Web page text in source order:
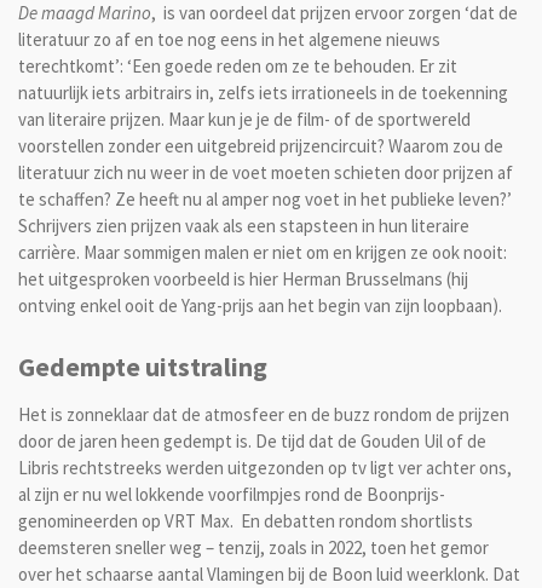
De maagd Marino, is van oordeel dat prijzen ervoor zorgen ‘dat de
literatuur zo af en toe nog eens in het algemene nieuws
terechtkomt’: ‘Een goede reden om ze te behouden. Er zit
natuurlijk iets arbitrairs in, zelfs iets irrationeels in de toekenning
van literaire prijzen. Maar kun je je de film- of de sportwereld
voorstellen zonder een uitgebreid prijzencircuit? Waarom zou de
literatuur zich nu weer in de voet moeten schieten door prijzen af
te schaffen? Ze heeft nu al amper nog voet in het publieke leven?’
Schrijvers zien prijzen vaak als een stapsteen in hun literaire
carrière. Maar sommigen malen er niet om en krijgen ze ook nooit:
het uitgesproken voorbeeld is hier Herman Brusselmans (hij
ontving enkel ooit de Yang-prijs aan het begin van zijn loopbaan).
Gedempte uitstraling
Het is zonneklaar dat de atmosfeer en de buzz rondom de prijzen
door de jaren heen gedempt is. De tijd dat de Gouden Uil of de
Libris rechtstreeks werden uitgezonden op tv ligt ver achter ons,
al zijn er nu wel lokkende voorfilmpjes rond de Boonprijs-
genomineerden op VRT Max. En debatten rondom shortlists
deemsteren sneller weg – tenzij, zoals in 2022, toen het gemor
over het schaarse aantal Vlamingen bij de Boon luid weerklonk. Dat